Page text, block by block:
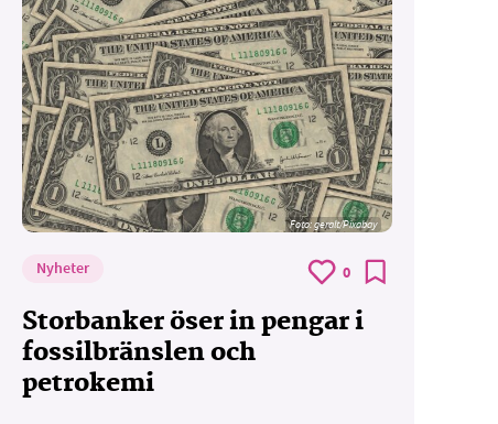
Foto:geralt/Pixabay
Nyheter 0
Storbanker öser in pengar i
fossilbränslen och
petrokemi